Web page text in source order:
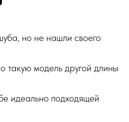
но не нашли своего
такую модель другой длины
идеально подходящей